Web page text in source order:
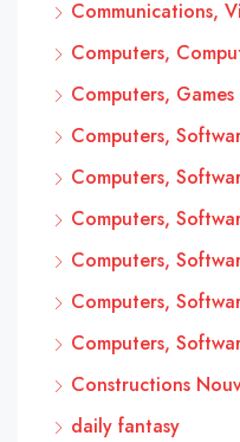
Communications,
Computers,
Computers, Games
Computers,
Computers,
Computers,
Computers,
Computers,
Computers,
Constructions
daily fantasy